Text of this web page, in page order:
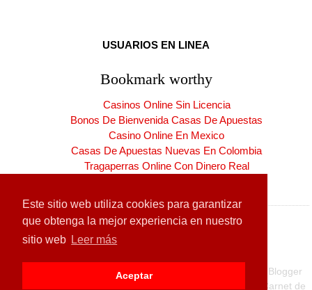
Este sitio web utiliza cookies para garantizar
que obtenga la mejor experiencia en nuestro
sitio web Leer más
Aceptar
USUARIOS EN LINEA
Bookmark worthy
Casinos Online Sin Licencia
Bonos De Bienvenida Casas De Apuestas
Casino Online En Mexico
Casas De Apuestas Nuevas En Colombia
Tragaperras Online Con Dinero Real
CARNET DE LA PATRIA
Blogger
Carnet de